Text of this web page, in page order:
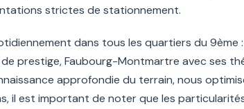
strictes de stationnement.
dans tous les quartiers du 9ème
prestige, Faubourg-Montmartre avec ses
approfondie du terrain, nous
il est important de noter que les